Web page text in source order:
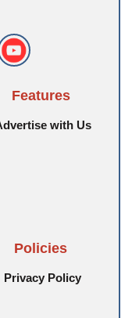
Features
with Us
Policies
Privacy Policy